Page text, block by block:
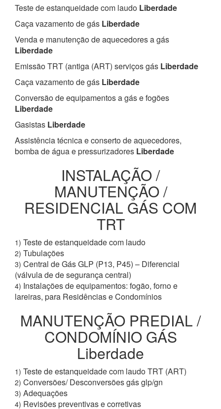
Teste de estanqueidade com laudo Liberdade
Caça vazamento de gás Liberdade
Venda e manutenção de aquecedores a gás
Liberdade
Emissão TRT (antiga (ART) serviços gás Liberdade
Caça vazamento de gás Liberdade
Conversão de equipamentos a gás e fogões
Liberdade
Gasistas Liberdade
Assistência técnica e conserto de aquecedores,
bomba de água e pressurizadores Liberdade
INSTALAÇÃO /
MANUTENÇÃO /
RESIDENCIAL GÁS COM
TRT
1) Teste de estanqueidade com laudo
2) Tubulações
3) Central de Gás GLP (P13, P45) – Diferencial
(válvula de de segurança central)
4) Instalações de equipamentos: fogão, forno e
lareiras, para Residências e Condomínios
MANUTENÇÃO PREDIAL /
CONDOMÍNIO GÁS
Liberdade
1) Teste de estanqueidade com laudo TRT (ART)
2) Conversões/ Desconversões gás glp/gn
3) Adequações
4) Revisões preventivas e corretivas